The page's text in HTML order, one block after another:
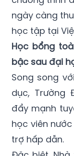
ngày càng
học tập tại
Học bổng
bậc sau đại
Song song
dục, Trường
đẩy mạnh
học viên
trợ hấp dẫn.